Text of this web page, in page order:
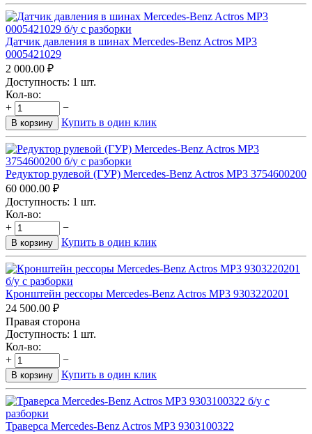
Датчик давления в шинах Mercedes-Benz Actros MP3
0005421029
2 000.00 ₽
Доступность: 1 шт.
Кол-во:
+
−
В корзину Купить в один клик
Редуктор рулевой (ГУР) Mercedes-Benz Actros MP3 3754600200
60 000.00 ₽
Доступность: 1 шт.
Кол-во:
+
−
В корзину Купить в один клик
Кронштейн рессоры Mercedes-Benz Actros MP3 9303220201
24 500.00 ₽
Правая сторона
Доступность: 1 шт.
Кол-во:
+
−
В корзину Купить в один клик
Траверса Mercedes-Benz Actros MP3 9303100322